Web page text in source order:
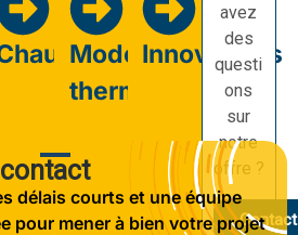
Modernisation
thermique
Innovations
avez
des
questi
ons
sur
notre
offre ?
Contact
délais courts et une équipe
pour mener à bien votre projet